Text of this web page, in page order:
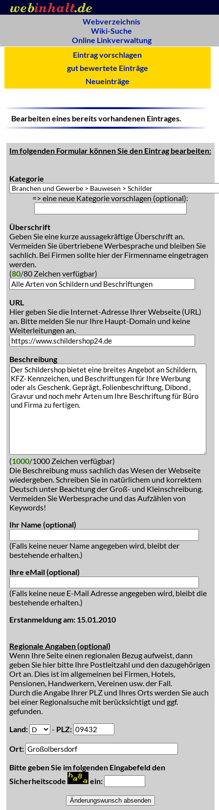
Webverzeichnis
Wiki-Suche
Online Linkverwaltung
Eintrag vorschlagen
gut bewertete Einträge
Neueinträge
Bearbeiten eines bereits vorhandenen Eintrages.
Im folgenden Formular können Sie den Eintrag bearbeiten:
Kategorie
=> eine neue Kategorie vorschlagen (optional):
Überschrift
Geben Sie eine kurze aussagekräftige Überschrift an.
Vermeiden Sie übertriebene Werbesprache und bleiben Sie
sachlich. Bei Firmen sollte hier der Firmenname eingetragen
werden.
(80/80 Zeichen verfügbar)
URL
Hier geben Sie die Internet-Adresse Ihrer Webseite (URL)
an. Bitte melden Sie nur Ihre Haupt-Domain und keine
Weiterleitungen an.
Beschreibung
(1000/1000 Zeichen verfügbar)
Die Beschreibung muss sachlich das Wesen der Webseite
wiedergeben. Schreiben Sie in natürlichem und korrektem
Deutsch unter Beachtung der Groß- und Kleinschreibung.
Vermeiden Sie Werbesprache und das Aufzählen von
Keywords!
Ihr Name (optional)
(Falls keine neuer Name angegeben wird, bleibt der
bestehende erhalten.)
Ihre eMail (optional)
(Falls keine neue E-Mail Adresse angegeben wird, bleibt die
bestehende erhalten.)
Erstanmeldung am: 15.01.2010
Regionale Angaben (optional)
Wenn Ihre Seite einen regionalen Bezug aufweist, dann
geben Sie hier bitte Ihre Postleitzahl und den dazugehörigen
Ort an. Dies ist im allgemeinen bei Firmen, Hotels,
Pensionen, Handwerkern, Vereinen usw. der Fall.
Durch die Angabe Ihrer PLZ und Ihres Orts werden Sie auch
bei einer Regionalsuche mit berücksichtigt und ggf.
gefunden.
Land:
- PLZ:
Ort:
Bitte geben Sie im folgenden Eingabefeld den
Sicherheitscode
ein: